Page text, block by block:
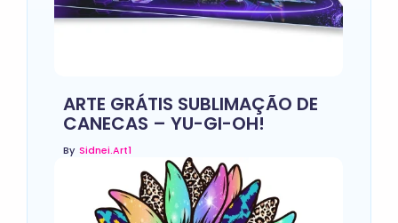
ARTE GRÁTIS SUBLIMAÇÃO DE
CANECAS – YU-GI-OH!
By Sidnei.art1